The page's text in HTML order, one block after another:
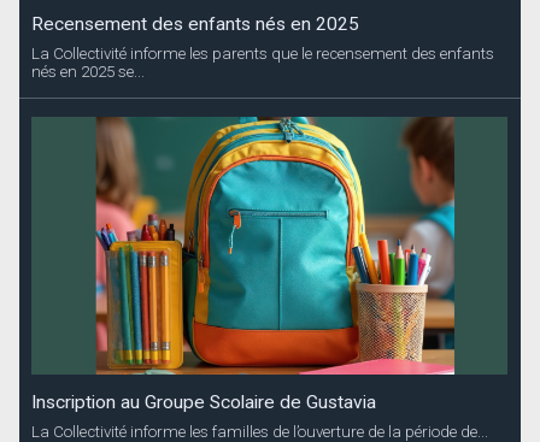
Recensement des enfants nés en 2025
La Collectivité informe les parents que le recensement des enfants
nés en 2025 se...
Inscription au Groupe Scolaire de Gustavia
La Collectivité informe les familles de l’ouverture de la période de...